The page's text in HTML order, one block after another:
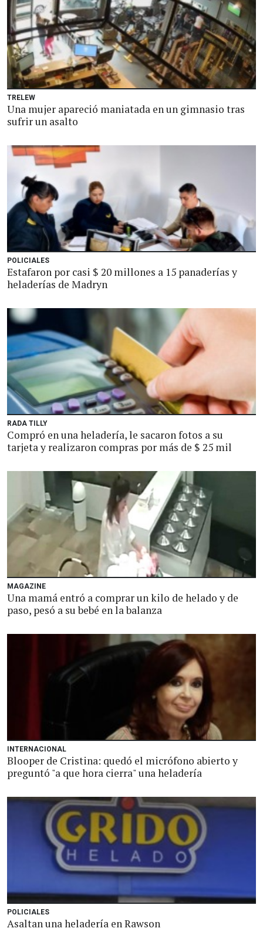
TRELEW
Una mujer apareció maniatada en un gimnasio tras
sufrir un asalto
POLICIALES
Estafaron por casi $ 20 millones a 15 panaderías y
heladerías de Madryn
RADA TILLY
Compró en una heladería, le sacaron fotos a su
tarjeta y realizaron compras por más de $ 25 mil
MAGAZINE
Una mamá entró a comprar un kilo de helado y de
paso, pesó a su bebé en la balanza
INTERNACIONAL
Blooper de Cristina: quedó el micrófono abierto y
preguntó "a que hora cierra" una heladería
POLICIALES
Asaltan una heladería en Rawson